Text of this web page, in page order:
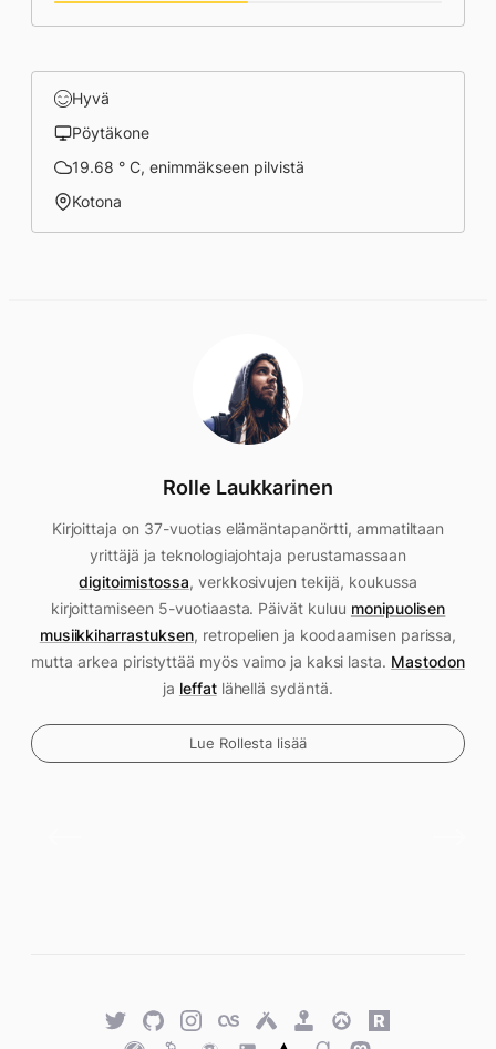
Hyvä
Pöytäkone
19.68 ° C, enimmäkseen pilvistä
Kotona
Rolle Laukkarinen
Kirjoittaja on 37-vuotias elämäntapanörtti, ammatiltaan
yrittäjä ja teknologiajohtaja perustamassaan
digitoimistossa, verkkosivujen tekijä, koukussa
kirjoittamiseen 5-vuotiaasta. Päivät kuluu monipuolisen
musiikkiharrastuksen, retropelien ja koodaamisen parissa,
mutta arkea piristyttää myös vaimo ja kaksi lasta. Mastodon
ja leffatlähellä sydäntä.
Lue Rollesta lisää
TwitterGitHubTwitterLast.fmUntappd
Retro
Achievements
Overwatch
Rawg.io